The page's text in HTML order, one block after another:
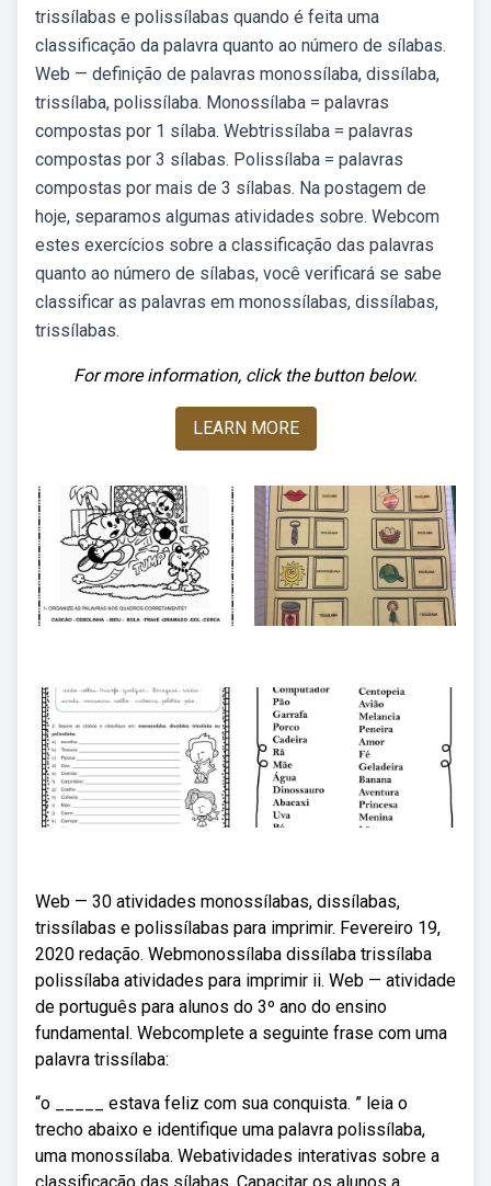
trissílabas e polissílabas quando é feita uma
classificação da palavra quanto ao número de sílabas.
Web — definição de palavras monossílaba, dissílaba,
trissílaba, polissílaba. Monossílaba = palavras
compostas por 1 sílaba. Webtrissílaba = palavras
compostas por 3 sílabas. Polissílaba = palavras
compostas por mais de 3 sílabas. Na postagem de
hoje, separamos algumas atividades sobre. Webcom
estes exercícios sobre a classificação das palavras
quanto ao número de sílabas, você verificará se sabe
classificar as palavras em monossílabas, dissílabas,
trissílabas.
For more information, click the button below.
LEARN MORE
Web — 30 atividades monossílabas, dissílabas,
trissílabas e polissílabas para imprimir. Fevereiro 19,
2020 redação. Webmonossílaba dissílaba trissílaba
polissílaba atividades para imprimir ii. Web — atividade
de português para alunos do 3º ano do ensino
fundamental. Webcomplete a seguinte frase com uma
palavra trissílaba:
“o _____ estava feliz com sua conquista. ” leia o
trecho abaixo e identifique uma palavra polissílaba,
uma monossílaba. Webatividades interativas sobre a